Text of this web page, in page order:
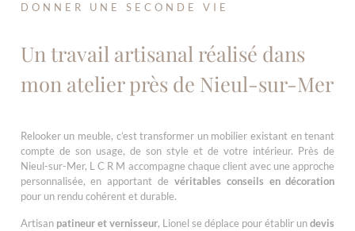
DONNER UNE SECONDE VIE
Un travail artisanal réalisé dans
mon atelier près de Nieul-sur-Mer
Relooker un meuble, c’est transformer un mobilier existant en tenant
compte de son usage, de son style et de votre intérieur. Près de
Nieul-sur-Mer, L C R M accompagne chaque client avec une approche
personnalisée, en apportant de véritables conseils en décoration
pour un rendu cohérent et durable.
Artisan patineur et vernisseur, Lionel se déplace pour établir undevis